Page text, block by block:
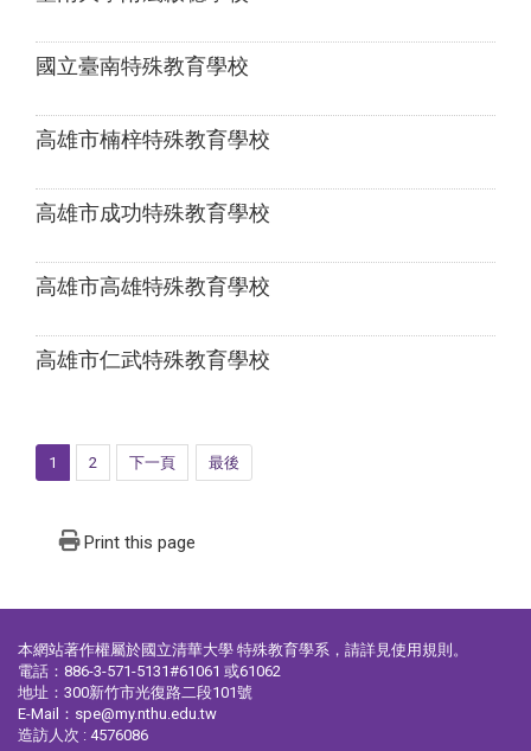
國立臺南特殊教育學校
高雄市楠梓特殊教育學校
高雄市成功特殊教育學校
高雄市高雄特殊教育學校
高雄市仁武特殊教育學校
1 2 下一頁 最後
Print this page
本網站著作權屬於國立清華大學 特殊教育學系，請詳見使用規則 。
電話：886-3-571-5131#61061 或61062
地址：300新竹市光復路二段101號
E-Mail：spe@my.nthu.edu.tw
造訪人次 : 4576086